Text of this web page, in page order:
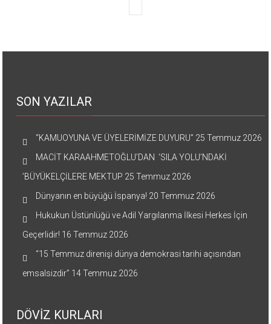
SON YAZILAR
“KAMUOYUNA VE ÜYELERİMİZE DUYURU” 25 Temmuz 2026
MACİT KARAAHMETOĞLU’DAN ‘SILA YOLU’NDAKİ
’BÜYÜKELÇİLERE MEKTUP 25 Temmuz 2026
Dünyanın en büyüğü İspanya! 20 Temmuz 2026
Hukukun Üstünlüğü ve Adil Yargılanma İlkesi Herkes İçin
Geçerlidir! 16 Temmuz 2026
“15 Temmuz direnişi dünya demokrasi tarihi açısından
emsalsizdir” 14 Temmuz 2026
DÖVİZ KURLARI